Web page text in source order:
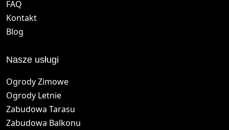
FAQ
Kontakt
Blog
Nasze usługi
Ogrody Zimowe
Ogrody Letnie
Zabudowa Tarasu
Zabudowa Balkonu